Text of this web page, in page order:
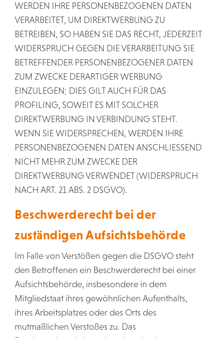
WERDEN IHRE PERSONENBEZOGENEN DATEN
VERARBEITET, UM DIREKTWERBUNG ZU
BETREIBEN, SO HABEN SIE DAS RECHT, JEDERZEIT
WIDERSPRUCH GEGEN DIE VERARBEITUNG SIE
BETREFFENDER PERSONENBEZOGENER DATEN
ZUM ZWECKE DERARTIGER WERBUNG
EINZULEGEN; DIES GILT AUCH FÜR DAS
PROFILING, SOWEIT ES MIT SOLCHER
DIREKTWERBUNG IN VERBINDUNG STEHT.
WENN SIE WIDERSPRECHEN, WERDEN IHRE
PERSONENBEZOGENEN DATEN ANSCHLIESSEND
NICHT MEHR ZUM ZWECKE DER
DIREKTWERBUNG VERWENDET (WIDERSPRUCH
NACH ART. 21 ABS. 2 DSGVO).
Beschwerde­recht bei der
zuständigen Aufsichts­behörde
Im Falle von Verstößen gegen die DSGVO steht
den Betroffenen ein Beschwerderecht bei einer
Aufsichtsbehörde, insbesondere in dem
Mitgliedstaat ihres gewöhnlichen Aufenthalts,
ihres Arbeitsplatzes oder des Orts des
mutmaßlichen Verstoßes zu. Das